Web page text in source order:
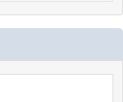
ACCESSOIRES